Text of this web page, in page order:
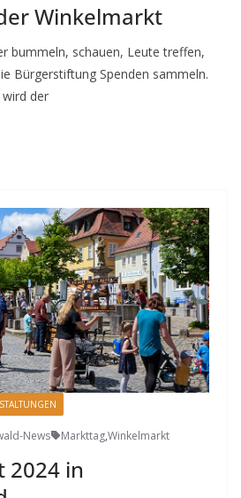
Winkelmarkt
bummeln, schauen, Leute treffen,
Bürgerstiftung Spenden sammeln.
der
News Markttag,Winkelmarkt
2024 in